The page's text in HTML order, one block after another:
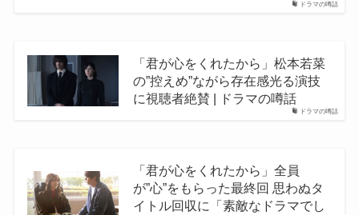
ドラマの噂話
ドラマの噂話
「君が心をくれたから」松本若菜
の”控えめ”ながら存在感光る演技
に視聴者絶賛 | ドラマの噂話
「君が心をくれたから」全員
が”心”をもらった最終回 思わぬタ
イトル回収に「素敵なドラマでし